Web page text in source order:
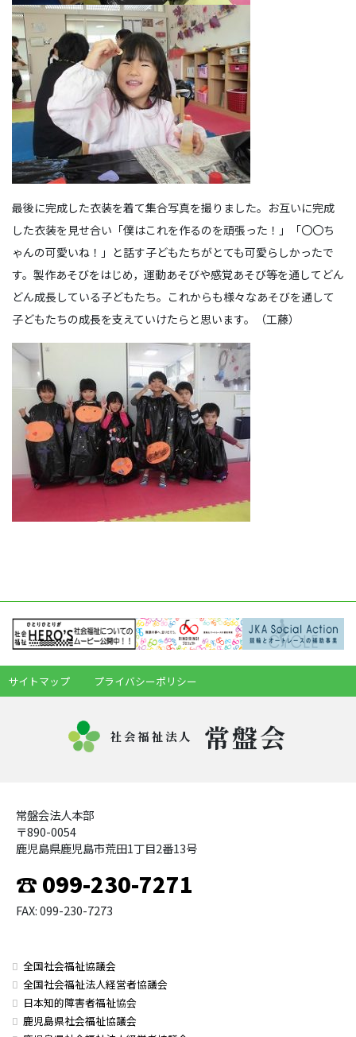
最後に完成した衣装を着て集合写真を撮りました。お互いに完成
した衣装を見せ合い「僕はこれを作るのを頑張った！」「〇〇ち
ゃんの可愛いね！」と話す子どもたちがとても可愛らしかったで
す。製作あそびをはじめ，運動あそびや感覚あそび等を通してどん
どん成長している子どもたち。これからも様々なあそびを通して
子どもたちの成長を支えていけたらと思います。（工藤）
サイトマップ プライバシーポリシー
社会福祉法人 常盤会
常盤会法人本部
〒890-0054
鹿児島県鹿児島市荒田1丁目2番13号
☎ 099-230-7271
FAX: 099-230-7273
全国社会福祉協議会
全国社会福祉法人経営者協議会
日本知的障害者福祉協会
鹿児島県社会福祉協議会